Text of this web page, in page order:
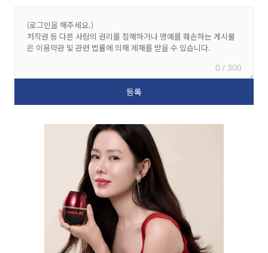
0 / 300